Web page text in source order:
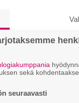
sekä
seuraavasti